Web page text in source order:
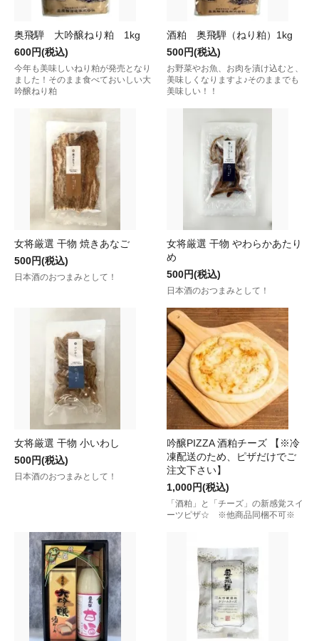
奥飛騨 大吟醸ねり粕 1kg
600円(税込)
今年も美味しいねり粕が発売となり
ました！そのまま食べておいしい大
吟醸ねり粕
酒粕 奥飛騨（ねり粕）1kg
500円(税込)
お野菜やお魚、お肉を漬け込むと、
美味しくなりますよ♪そのままでも
美味しい！！
女将厳選 干物 焼きあなご
500円(税込)
日本酒のおつまみとして！
女将厳選 干物 やわらかあたり
め
500円(税込)
日本酒のおつまみとして！
女将厳選 干物 小いわし
500円(税込)
日本酒のおつまみとして！
吟醸PIZZA 酒粕チーズ 【※冷
凍配送のため、ピザだけでご
注文下さい】
1,000円(税込)
「酒粕」と「チーズ」の新感覚スイ
ーツピザ☆ ※他商品同梱不可※